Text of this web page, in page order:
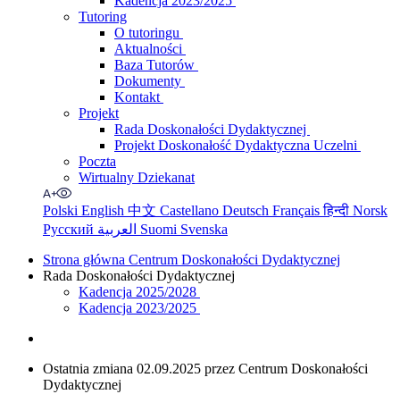
Tutoring
O tutoringu
Aktualności
Baza Tutorów
Dokumenty
Kontakt
Projekt
Rada Doskonałości Dydaktycznej
Projekt Doskonałość Dydaktyczna Uczelni
Poczta
Wirtualny Dziekanat
Polski English 中文 Castellano Deutsch Françaisहिन्दी Norsk
Русский
Suomi Svenska
Strona główna Centrum Doskonałości Dydaktycznej
Rada Doskonałości Dydaktycznej
Kadencja 2025/2028
Kadencja 2023/2025
Ostatnia zmiana 02.09.2025 przez Centrum Doskonałości
Dydaktycznej